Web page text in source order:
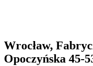
Wrocław,
Opoczyńska 45-